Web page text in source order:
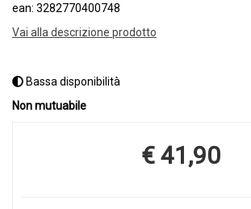
ean: 3282770400748
Vai alla descrizione prodotto
Bassa disponibilità
Non mutuabile
Prezzo
€ 41,90